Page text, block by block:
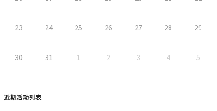
23 24 25 26 27 28 29
30 31 1 2 3 4 5
近期活动列表